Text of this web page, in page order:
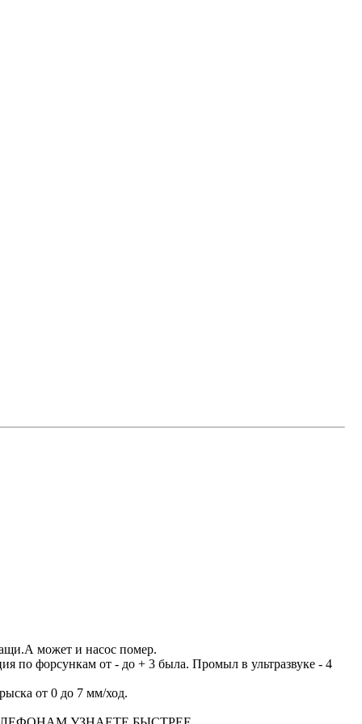
может и насос помер.
по форсункам от - до + 3 была. Промыл в ультразвуке - 4
от 0 до 7 мм/ход.